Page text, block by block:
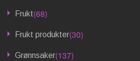
Frukt(68)
Frukt produkter(30)
Grønnsaker(137)